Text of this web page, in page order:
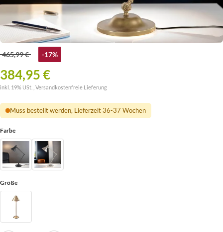
465,99 € -17%
384,95 €
inkl. 19% USt. , Versandkostenfreie Lieferung
Muss bestellt werden, Lieferzeit 36-37 Wochen
Farbe
Größe